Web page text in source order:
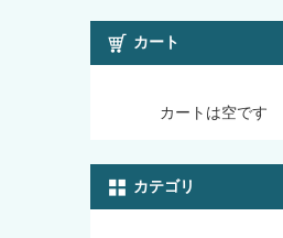
カート
カートは空です
カテゴリ